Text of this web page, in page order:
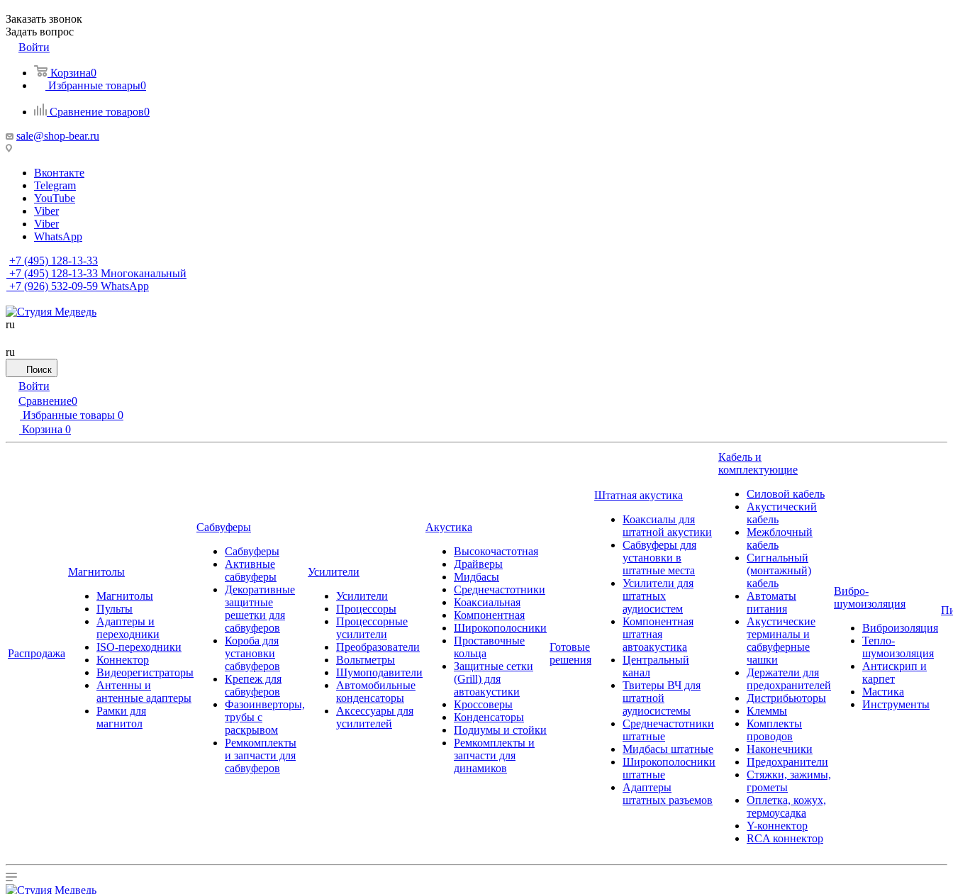
Заказать звонок
Задать вопрос
Войти
Корзина0
Избранные товары0
Сравнение товаров0
sale@shop-bear.ru
Вконтакте
Telegram
YouTube
Viber
Viber
WhatsApp
+7 (495) 128-13-33
+7 (495) 128-13-33 Многоканальный
+7 (926) 532-09-59 WhatsApp
ru
ru
Поиск
Войти
Сравнение0
Избранные товары 0
Корзина 0
Распродажа
Магнитолы
Магнитолы
Пульты
Адаптеры и
переходники
ISO-переходники
Коннектор
Видеорегистраторы
Антенны и
антенные адаптеры
Рамки для
магнитол
Сабвуферы
Сабвуферы
Активные
сабвуферы
Декоративные
защитные
решетки для
сабвуферов
Короба для
установки
сабвуферов
Крепеж для
сабвуферов
Фазоинверторы,
трубы с
раскрывом
Ремкомплекты
и запчасти для
сабвуферов
Усилители
Усилители
Процессоры
Процессорные
усилители
Преобразователи
Вольтметры
Шумоподавители
Автомобильные
конденсаторы
Аксессуары для
усилителей
Акустика
Высокочастотная
Драйверы
Мидбасы
Среднечастотники
Коаксиальная
Компонентная
Широкополосники
Проставочные
кольца
Защитные сетки
(Grill) для
автоакустики
Кроссоверы
Конденсаторы
Подиумы и стойки
Ремкомплекты и
запчасти для
динамиков
Готовые
решения
Штатная акустика
Коаксиалы для
штатной акустики
Сабвуферы для
установки в
штатные места
Усилители для
штатных
аудиосистем
Компонентная
штатная
автоакустика
Центральный
канал
Твитеры ВЧ для
штатной
аудиосистемы
Среднечастотники
штатные
Мидбасы штатные
Широкополосники
штатные
Адаптеры
штатных разъемов
Кабель и
комплектующие
Силовой кабель
Акустический
кабель
Межблочный
кабель
Сигнальный
(монтажный)
кабель
Автоматы
питания
Акустические
терминалы и
сабвуферные
чашки
Держатели для
предохранителей
Дистрибьюторы
Клеммы
Комплекты
проводов
Наконечники
Предохранители
Стяжки, зажимы,
грометы
Оплетка, кожух,
термоусадка
Y-коннектор
RCA коннектор
Вибро-
шумоизоляция
Виброизоляция
Тепло-
шумоизоляция
Антискрип и
карпет
Мастика
Инструменты